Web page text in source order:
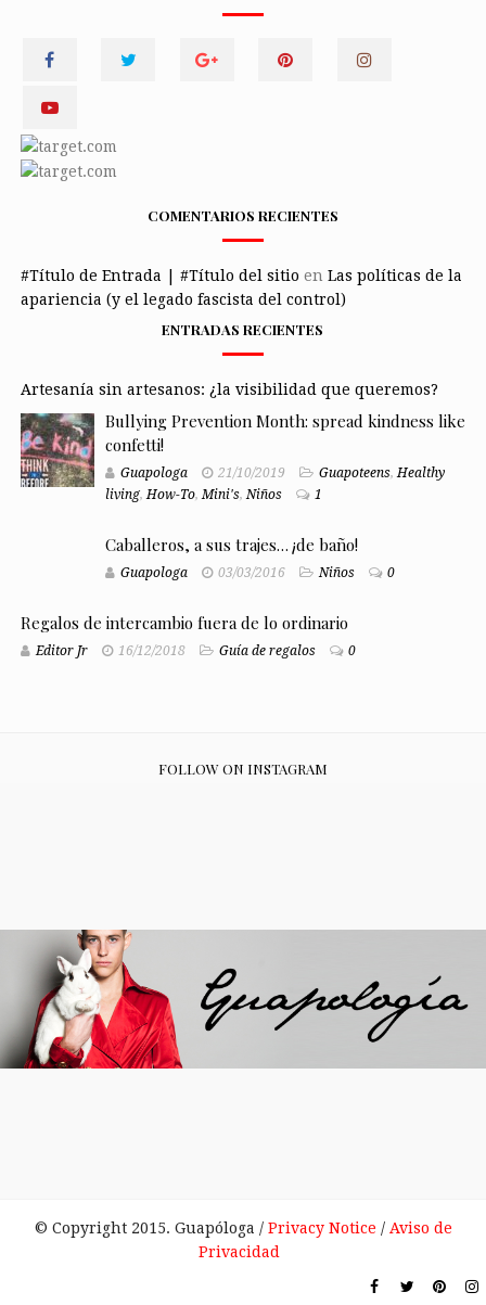
COMENTARIOS RECIENTES
#Título de Entrada | #Título del sitio en Las políticas de la
apariencia (y el legado fascista del control)
ENTRADAS RECIENTES
Artesanía sin artesanos: ¿la visibilidad que queremos?
Bullying Prevention Month: spread kindness like
confetti!
Guapologa 21/10/2019 Guapoteens,Healthy
living,How-To,Mini's,Niños 1
Caballeros, a sus trajes… ¡de baño!
Guapologa 03/03/2016 Niños 0
Regalos de intercambio fuera de lo ordinario
Editor Jr 16/12/2018 Guía de regalos 0
FOLLOW ON INSTAGRAM
© Copyright 2015. Guapóloga / Privacy Notice / Aviso de
Privacidad